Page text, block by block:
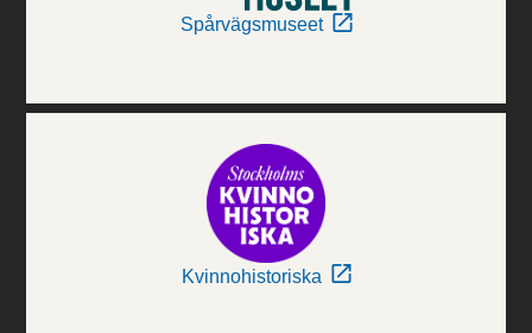
Spårvägsmuseet
Kvinnohistoriska